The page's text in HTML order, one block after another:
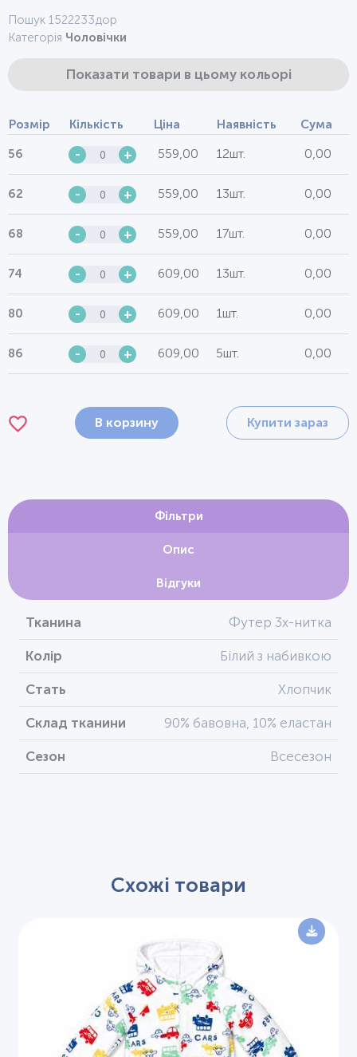
Пошук 1522233дор
Категорія Чоловічки
Показати товари в цьому кольорі
Розмір Кількість Ціна Наявність Сума
56 - + 559,00 12шт. 0,00
62 - + 559,00 13шт. 0,00
68 - + 559,00 17шт. 0,00
74 - + 609,00 13шт. 0,00
80 - + 609,00 1шт. 0,00
86 - + 609,00 5шт. 0,00
В корзину Купити зараз
Фільтри
Опис
Відгуки
Тканина Футер 3х-нитка
Колір Білий з набивкою
Стать Хлопчик
Склад тканини 90% бавовна, 10% еластан
Сезон Всесезон
Схожі товари